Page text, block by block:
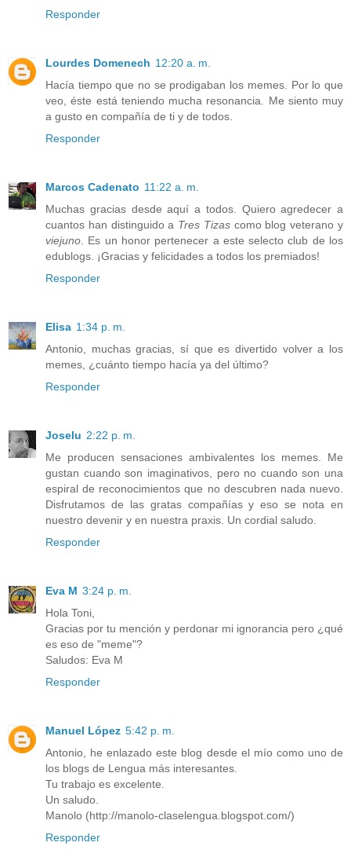
Responder
Lourdes Domenech 12:20 a. m.
Hacía tiempo que no se prodigaban los memes. Por lo que
veo, éste está teniendo mucha resonancia. Me siento muy
a gusto en compañía de ti y de todos.
Responder
Marcos Cadenato 11:22 a. m.
Muchas gracias desde aquí a todos. Quiero agredecer a
cuantos han distinguido a Tres Tizascomo blog veterano y
viejuno . Es un honor pertenecer a este selecto club de los
edublogs. ¡Gracias y felicidades a todos los premiados!
Responder
Elisa 1:34 p. m.
Antonio, muchas gracias, sí que es divertido volver a los
memes, ¿cuánto tiempo hacía ya del último?
Responder
Joselu 2:22 p. m.
Me producen sensaciones ambivalentes los memes. Me
gustan cuando son imaginativos, pero no cuando son una
espiral de reconocimientos que no descubren nada nuevo.
Disfrutamos de las gratas compañías y eso se nota en
nuestro devenir y en nuestra praxis. Un cordial saludo.
Responder
Eva M 3:24 p. m.
Hola Toni,
Gracias por tu mención y perdonar mi ignorancia pero ¿qué
es eso de "meme"?
Saludos: Eva M
Responder
Manuel López 5:42 p. m.
Antonio, he enlazado este blog desde el mío como uno de
los blogs de Lengua más interesantes.
Tu trabajo es excelente.
Un saludo.
Manolo (http://manolo-claselengua.blogspot.com/)
Responder